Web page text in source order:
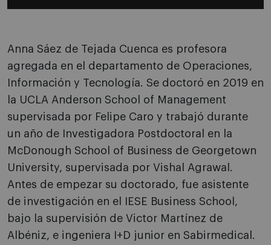
Anna Sáez de Tejada Cuenca es profesora
agregada en el departamento de Operaciones,
Información y Tecnología. Se doctoró en 2019 en
la UCLA Anderson School of Management
supervisada por Felipe Caro y trabajó durante
un año de Investigadora Postdoctoral en la
McDonough School of Business de Georgetown
University, supervisada por Vishal Agrawal.
Antes de empezar su doctorado, fue asistente
de investigación en el IESE Business School,
bajo la supervisión de Victor Martínez de
Albéniz, e ingeniera I+D junior en Sabirmedical.